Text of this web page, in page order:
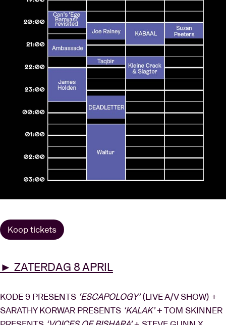
Koop tickets
► ZATERDAG 8 APRIL
KODE 9 PRESENTS ‘ESCAPOLOGY’(LIVE A/V SHOW) +
SARATHY KORWAR PRESENTS ‘KALAK’+ TOM SKINNER